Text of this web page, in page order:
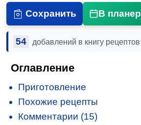
Сохранить В планер
54 добавлений в книгу рецептов
Оглавление
Приготовление
Похожие рецепты
Комментарии (15)